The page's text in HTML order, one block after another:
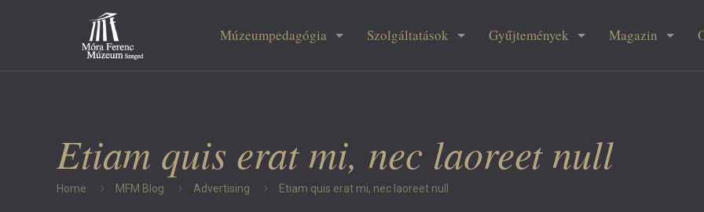
Múzeumpedagógia Szolgáltatások Gyűjtemények Magazin
Etiam quis erat mi, nec laoreet null
Home MFM Blog Advertising Etiam quis erat mi, nec laoreet null